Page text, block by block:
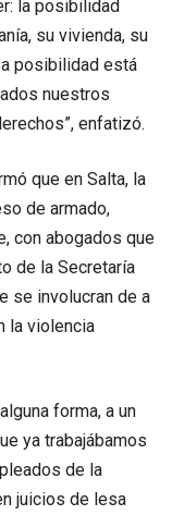
la posibilidad
su vivienda, su
posibilidad está
nuestros
enfatizó.
que en Salta, la
de armado,
con abogados que
de la Secretaría
se involucran de a
la violencia
forma, a un
ya trabajábamos
de la
juicios de lesa